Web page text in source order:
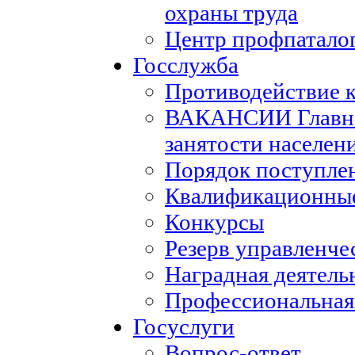
охраны труда
Центр
Госслужба
Противодействие
ВАКАНСИИ
занятости
Порядок
Конкурсы
Резерв
Наградная
Госуслуги